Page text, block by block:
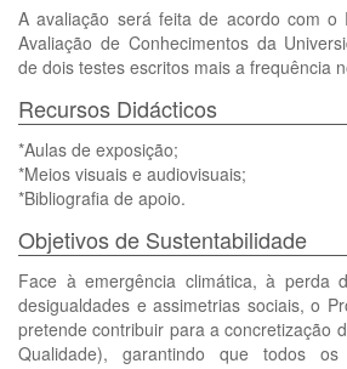
A avaliação será feita de acordo com o
Avaliação de Conhecimentos da
de dois testes escritos mais a frequência
Recursos Didácticos
*Aulas de exposição;
*Meios visuais e audiovisuais;
*Bibliografia de apoio.
Objetivos de Sustentabilidade
Face à emergência climática, à perda
desigualdades e assimetrias sociais, o
pretende contribuir para a concretização
Qualidade), garantindo que todos os